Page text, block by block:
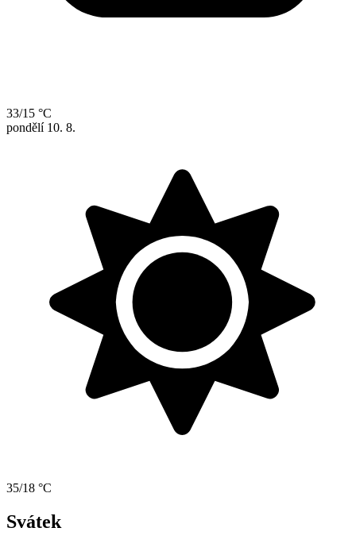
33/15 °C
pondělí 10. 8.
35/18 °C
Svátek